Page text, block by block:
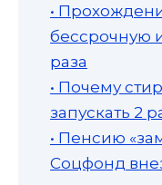
•
бессрочную
раза
• Почему
запускать 2
• Пенсию
Соцфонд